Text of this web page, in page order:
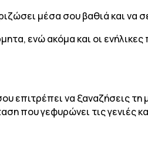
μέσα σου βαθιά και να
ενώ ακόμα και οι
επιτρέπει να ξαναζήσεις τη
που γεφυρώνει τις γενιές